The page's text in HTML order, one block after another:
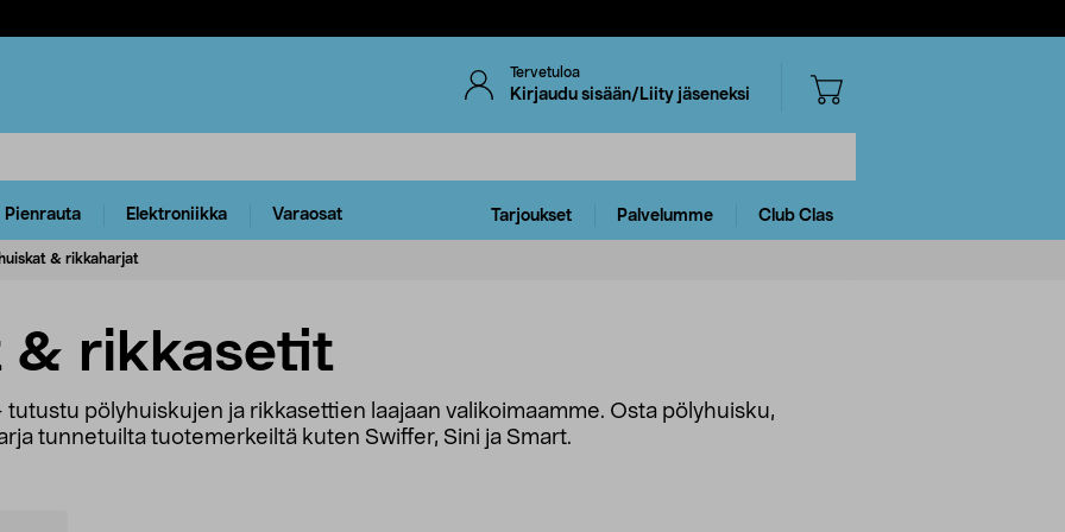
Tervetuloa
Kirjaudu sisään/Liity jäseneksi
Pienrauta Elektroniikka Varaosat Tarjoukset Palvelumme Club Clas
& rikkaharjat
& rikkasetit
tutustu pölyhuiskujen ja rikkasettien laajaan valikoimaamme. Osta pölyhuisku,
tunnetuilta tuotemerkeiltä kuten Swiffer, Sini ja Smart.